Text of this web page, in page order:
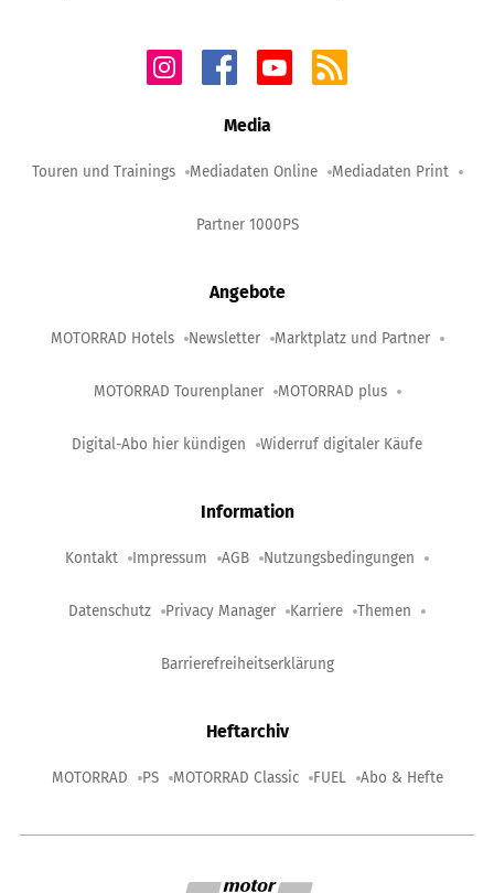
Media
Touren und Trainings Mediadaten Online Mediadaten Print
Partner 1000PS
Angebote
MOTORRAD Hotels Newsletter Marktplatz und Partner
MOTORRAD Tourenplaner MOTORRAD plus
Digital-Abo hier kündigen Widerruf digitaler Käufe
Information
Kontakt Impressum AGB Nutzungsbedingungen
Datenschutz Privacy Manager Karriere Themen
Barrierefreiheitserklärung
Heftarchiv
MOTORRAD PS MOTORRAD Classic FUEL Abo & Hefte